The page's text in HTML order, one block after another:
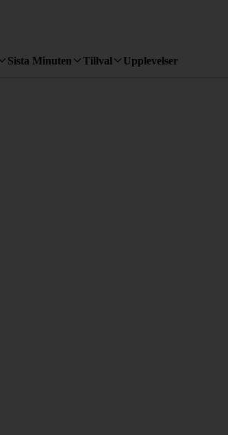
Sista Minuten Tillval Upplevelser